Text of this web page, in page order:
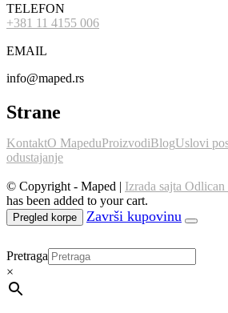
TELEFON
+381 11 4155 006
EMAIL
info@maped.rs
Strane
KontaktO MapeduProizvodiBlogUslovi
odustajanje
© Copyright - Maped | Izrada sajta Odlican
has been added to your cart.
Pregled korpe
Pretraga
×